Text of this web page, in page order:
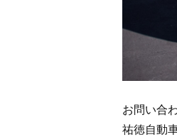
お問い合
祐徳自動